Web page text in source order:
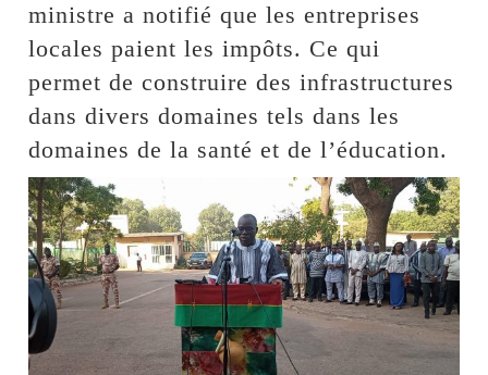
ministre a notifié que les entreprises
locales paient les impôts. Ce qui
permet de construire des infrastructures
dans divers domaines tels dans les
domaines de la santé et de l’éducation.